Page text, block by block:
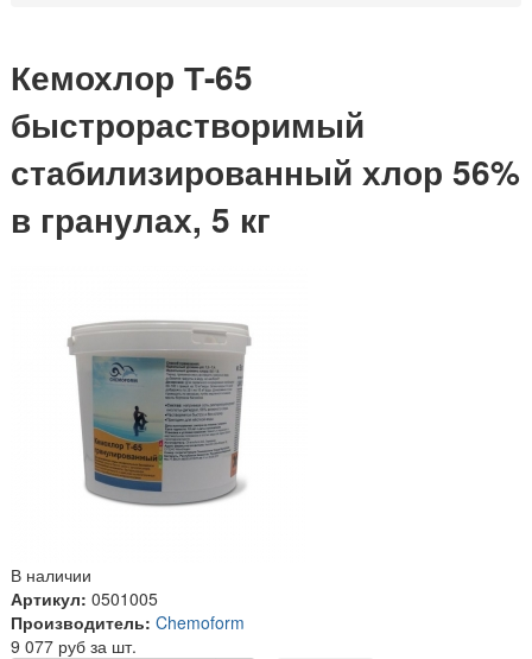
Кемохлор Т-65
быстрорастворимый
стабилизированный хлор 56%
в гранулах, 5 кг
В наличии
Артикул: 0501005
Производитель: Chemoform
9 077 руб за шт.